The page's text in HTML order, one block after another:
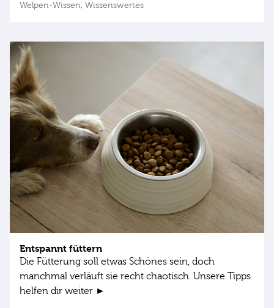
Welpen-Wissen, Wissenswertes
Entspannt füttern
Die Fütterung soll etwas Schönes sein, doch
manchmal verläuft sie recht chaotisch. Unsere Tipps
helfen dir weiter ►